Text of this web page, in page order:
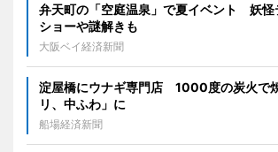
弁天町の「空庭温泉」で夏イベント 妖怪
ショーや謎解きも
大阪ベイ経済新聞
淀屋橋にウナギ専門店 1000度の炭火で
リ、中ふわ」に
船場経済新聞